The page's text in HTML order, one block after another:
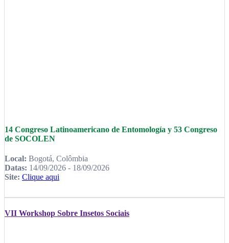
14 Congreso Latinoamericano de Entomología y 53 Congreso
de SOCOLEN
Local: Bogotá, Colômbia
Datas: 14/09/2026 - 18/09/2026
Site: Clique aqui
VII Workshop Sobre Insetos Sociais